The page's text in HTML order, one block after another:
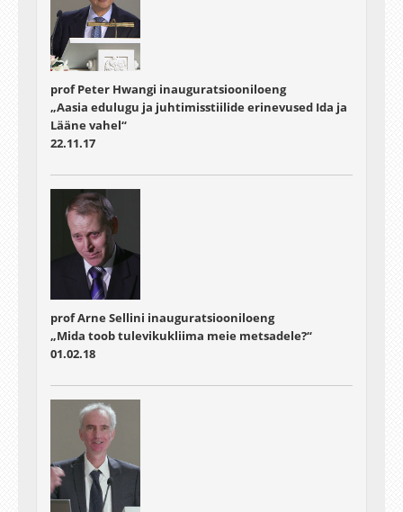
prof Peter Hwangi inauguratsiooniloeng
„Aasia edulugu ja juhtimisstiilide erinevused Ida ja
Lääne vahel“
22.11.17
prof Arne Sellini inauguratsiooniloeng
„Mida toob tulevikukliima meie metsadele?“
01.02.18